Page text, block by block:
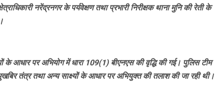
नरेंद्रनगर के पर्यवेक्षण तथा प्रभारी निरीक्षक थाना मुनि की रेती के
के आधार पर अभियोग में धारा 109(1) बीएनएस की वृद्धि की गई। पुलिस टीम
तंत्र तथा अन्य साक्ष्यों के आधार पर अभियुक्त की तलाश की जा रही थी।